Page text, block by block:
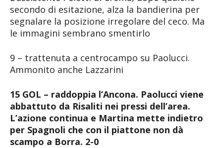
secondo di esitazione, alza la bandierina per
segnalare la posizione irregolare del ceco. Ma
le immagini sembrano smentirlo
9 – trattenuta a centrocampo su Paolucci.
Ammonito anche Lazzarini
15 GOL – raddoppia l’Ancona. Paolucci viene
abbattuto da Risaliti nei pressi dell’area.
L’azione continua e Martina mette indietro
per Spagnoli che con il piattone non dà
scampo a Borra. 2-0